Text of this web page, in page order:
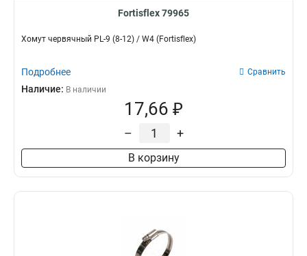
Fortisflex 79965
Хомут червячный PL-9 (8-12) / W4 (Fortisflex)
Подробнее Сравнить
Наличие: В наличии
17,66 ₽
– +
В корзину